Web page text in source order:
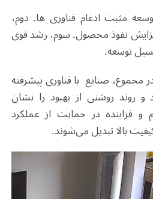
مثبت ادغام فناوری ها. دوم،
نفوذ محصول. سوم، رشد قوی
توسعه.
مجموع، صنایع با فناوری پیشرفته
روند روشنی از بهبود را نشان
فزاینده در حمایت از عملکرد
بالا تبدیل می‌شوند.